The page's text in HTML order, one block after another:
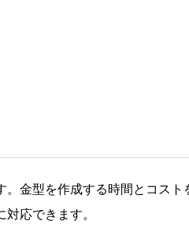
金型を作成する時間とコス
応できます。